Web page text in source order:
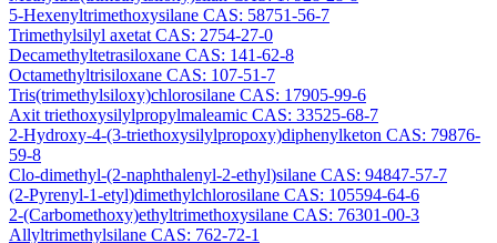
5-Hexenyltrimethoxysilane CAS: 58751-56-7
Trimethylsilyl axetat CAS: 2754-27-0
Decamethyltetrasiloxane CAS: 141-62-8
Octamethyltrisiloxane CAS: 107-51-7
Tris(trimethylsiloxy)chlorosilane CAS: 17905-99-6
Axit triethoxysilylpropylmaleamic CAS: 33525-68-7
2-Hydroxy-4-(3-triethoxysilylpropoxy)diphenylketon CAS: 79876-
59-8
Clo-dimethyl-(2-naphthalenyl-2-ethyl)silane CAS: 94847-57-7
(2-Pyrenyl-1-etyl)dimethylchlorosilane CAS: 105594-64-6
2-(Carbomethoxy)ethyltrimethoxysilane CAS: 76301-00-3
Allyltrimethylsilane CAS: 762-72-1